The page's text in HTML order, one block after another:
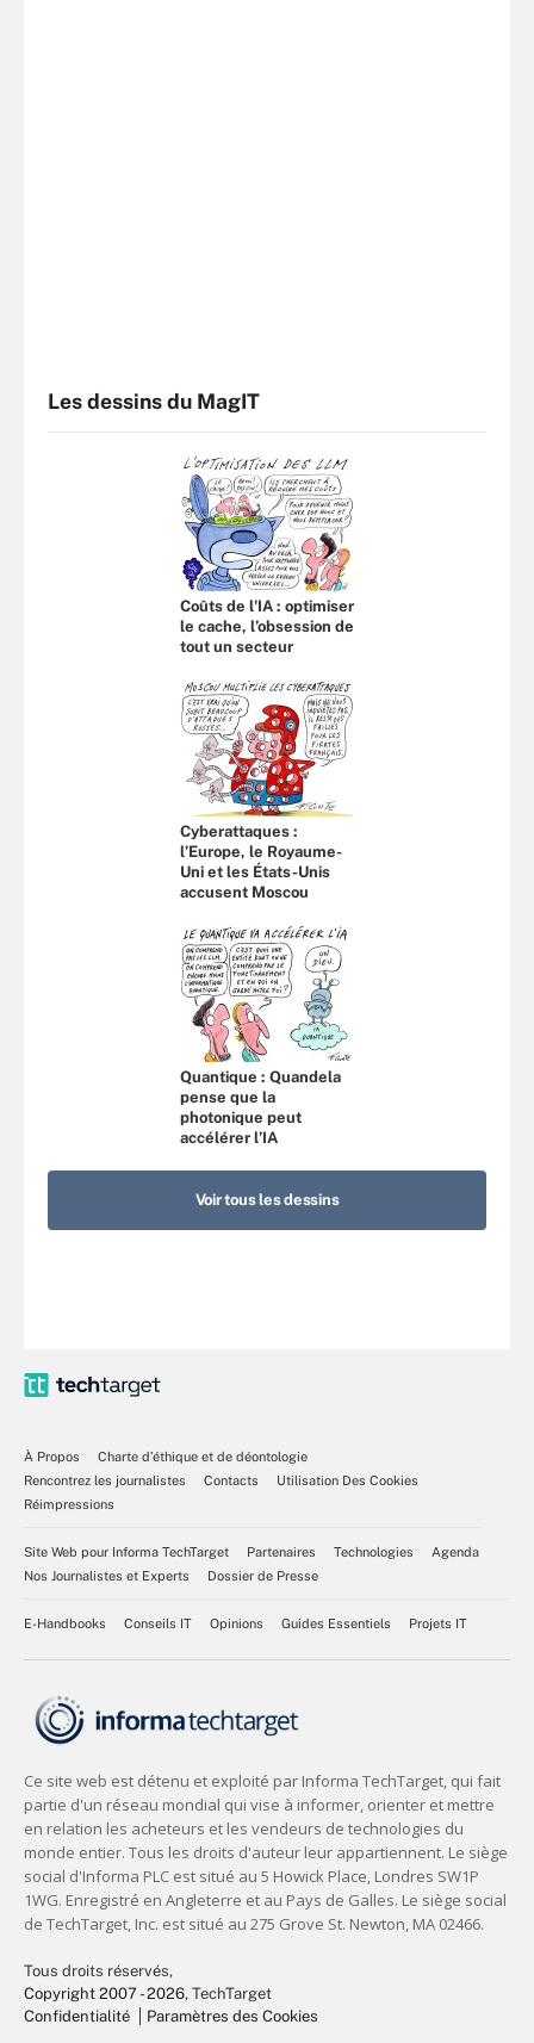
Les dessins du MagIT
Coûts de l'IA : optimiser
le cache, l’obsession de
tout un secteur
Cyberattaques :
l’Europe, le Royaume-
Uni et les États-Unis
accusent Moscou
Quantique : Quandela
pense que la
photonique peut
accélérer l’IA
Voir tous les dessins
À Propos
Charte d’éthique et de déontologie
Rencontrez les journalistes
Contacts
Utilisation Des Cookies
Réimpressions
Site Web pour Informa TechTarget Partenaires Technologies
Agenda
Nos Journalistes et Experts
Dossier de Presse
E-Handbooks Conseils IT Opinions Guides Essentiels Projets IT
Tous droits réservés,
Copyright 2007 - 2026, TechTarget
Confidentialité
Paramètres des Cookies